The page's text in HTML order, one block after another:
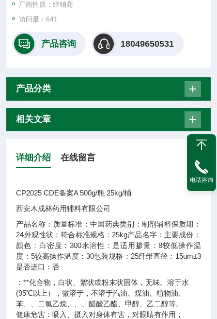
厂商性质：经销商
访问量：641
产品咨询 18049650531
产品分类
相关文章
详细介绍 在线留言
CP2025 CDE备案A 500g/瓶 25kg/桶
西安木成林药用辅料有限公司
产品名称： 质量标准： 中国药典类别： 制剂辅料保质期：
24外观性状：符合标准规格： 25kg产品名字： 主要成份：
颜色： 白 密度：300水溶性： 是适用掺量：8较低操作温
度： 5较高操作温度： 30包装规格： 25纤维直径： 15um±3
是否进口：否
：**化合物，白状、絮状或粉末状固体，无味。溶于水
(95℃以上），微溶于，不溶于汽油、煤油、植物油、
苯、、二氯乙烷、、、醋酸乙酯、甲醇、乙二醇等。
健康危害：吸入、摄入对身体有害，对眼睛有作用；
电话咨询